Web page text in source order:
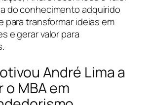
do conhecimento adquirido
para transformar ideias em
e gerar valor para
André Lima a
MBA em